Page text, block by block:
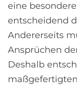
eine
entscheidend
Andererseits
Ansprüchen
Deshalb